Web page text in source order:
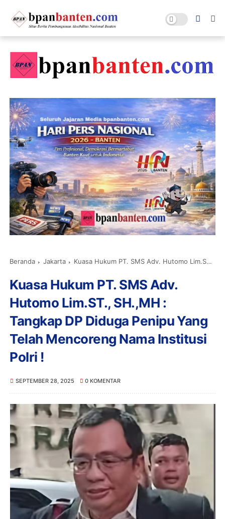
Beranda Jakarta Kuasa Hukum PT. SMS Adv. Hutomo Lim.ST., SH.,MH : Tangkap DP Diduga Penipu Yang Telah Mencoreng Nama Institusi Polri !
Kuasa Hukum PT. SMS Adv.
Hutomo Lim.ST., SH.,MH :
Tangkap DP Diduga Penipu Yang
Telah Mencoreng Nama Institusi
Polri !
SEPTEMBER 28, 2025 0 KOMENTAR